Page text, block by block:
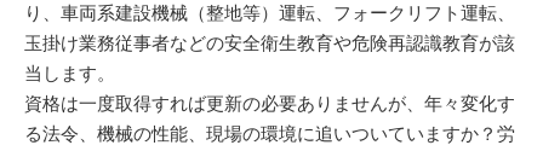
り、車両系建設機械（整地等）運転、フォークリフト運転、
玉掛け業務従事者などの安全衛生教育や危険再認識教育が該
当します。
資格は一度取得すれば更新の必要ありませんが、年々変化す
る法令、機械の性能、現場の環境に追いついていますか？労